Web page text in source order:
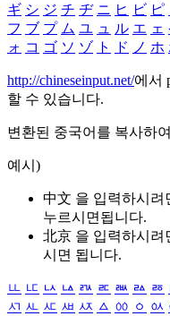
ギ シ ジ チ ヂ ニ ヒ ビ ピ
フ ブ プ ム ユ ュ ル エ ェ
ォ コ ゴ ソ ゾ ト ド ノ ホ
http://chineseinput.net/에서
할 수 있습니다.
변환된 중국어를 복사하
예시)
中文 을 입력하시려
누르시면됩니다.
北京 을 입력하시려
시면 됩니다.
ㅥ ㅦ ㅧ ㅨ ㅩ ㅪ ㅫ ㅬ ㅭ
ㅺ ㅻ ㅼ ㅽ ㅾ ㅿ ㆀ ㆁ ㆂ